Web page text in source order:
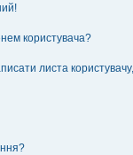
користувача?
листа користувачу,